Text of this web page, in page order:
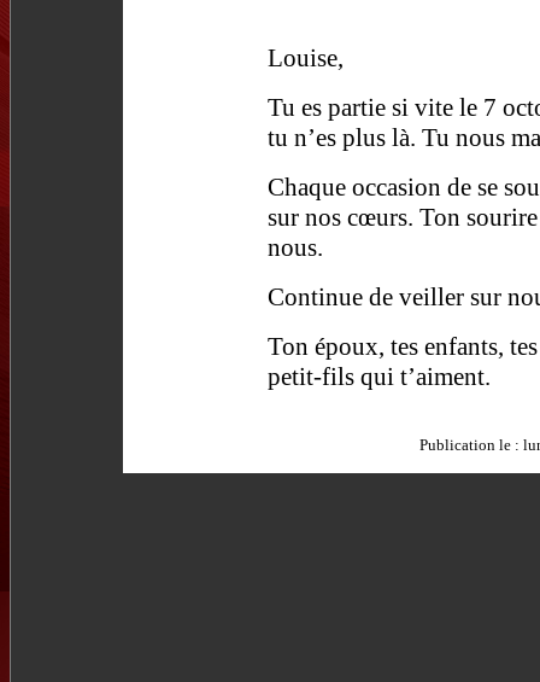
Louise,
Tu es partie si vite le 7
tu n’es plus là. Tu nous
Chaque occasion de se
sur nos cœurs. Ton
nous.
Continue de veiller sur
Ton époux, tes enfants,
petit-fils qui t’aiment.
Publication le :